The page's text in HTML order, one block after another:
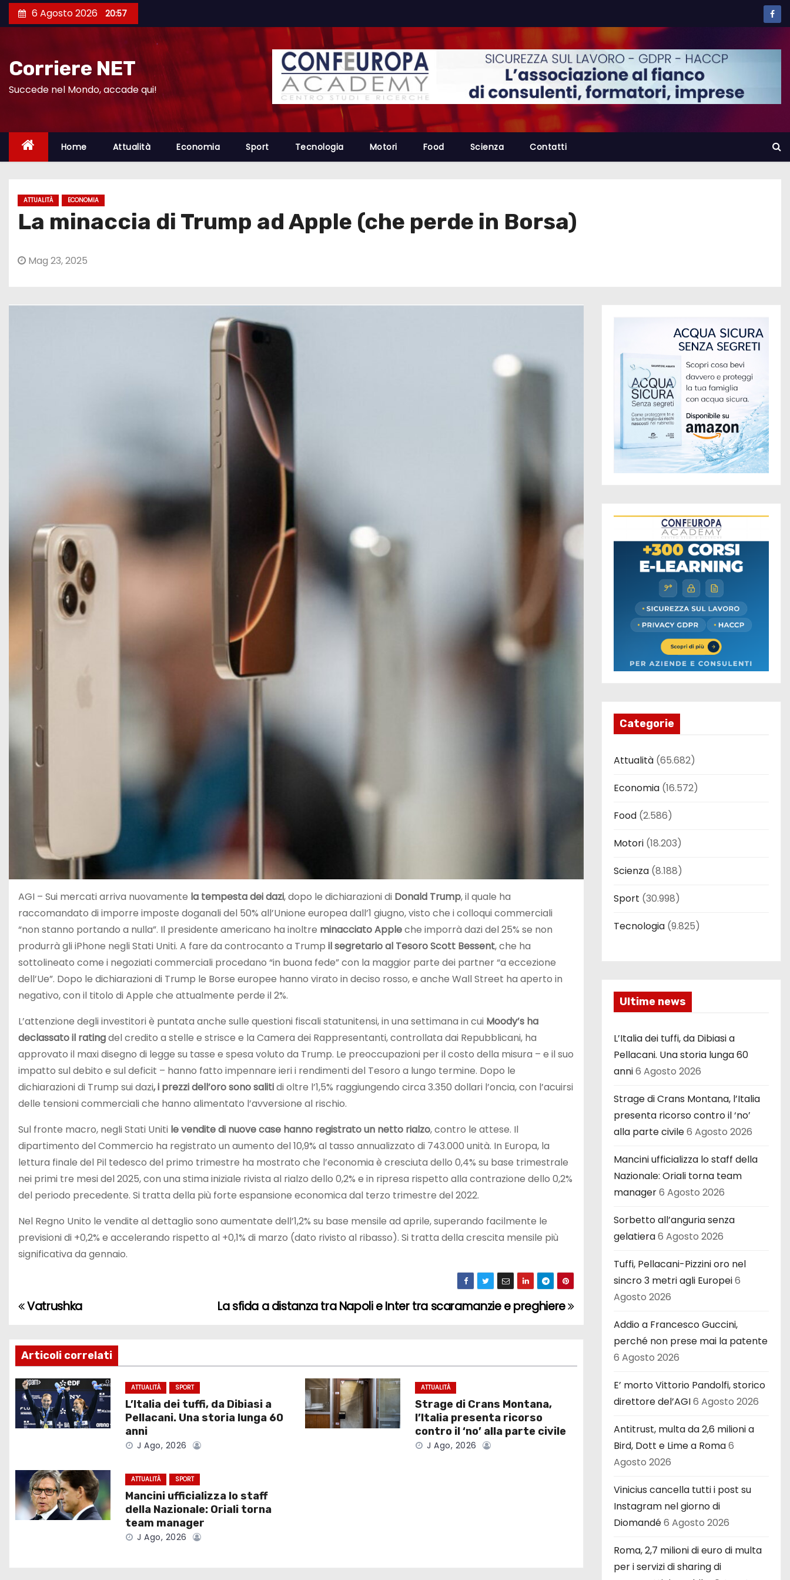
a
6 Agosto 2026 20:57
Corriere NET
Succede nel Mondo, accade qui!
Home Attualità Economia Sport Tecnologia Motori Food Scienza Contatti
ATTUALITÀ ECONOMIA
La minaccia di Trump ad Apple (che perde in Borsa)
Mag 23, 2025
AGI – Sui mercati arriva nuovamente la tempesta dei dazi, dopo le dichiarazioni di Donald Trump, il quale ha
raccomandato di imporre imposte doganali del 50% all’Unione europea dall’1 giugno, visto che i colloqui commerciali
“non stanno portando a nulla”. Il presidente americano ha inoltre minacciato Appleche imporrà dazi del 25% se non
produrrà gli iPhone negli Stati Uniti. A fare da controcanto a Trump il segretario al Tesoro Scott Bessent, che ha
sottolineato come i negoziati commerciali procedano “in buona fede” con la maggior parte dei partner “a eccezione
dell’Ue”. Dopo le dichiarazioni di Trump le Borse europee hanno virato in deciso rosso, e anche Wall Street ha aperto in
negativo, con il titolo di Apple che attualmente perde il 2%.
L’attenzione degli investitori è puntata anche sulle questioni fiscali statunitensi, in una settimana in cui Moody’s ha
declassato il ratingdel credito a stelle e strisce e la Camera dei Rappresentanti, controllata dai Repubblicani, ha
approvato il maxi disegno di legge su tasse e spesa voluto da Trump. Le preoccupazioni per il costo della misura – e il suo
impatto sul debito e sul deficit – hanno fatto impennare ieri i rendimenti del Tesoro a lungo termine. Dopo le
dichiarazioni di Trump sui dazi, i prezzi dell’oro sono salitidi oltre l’1,5% raggiungendo circa 3.350 dollari l’oncia, con l’acuirsi
delle tensioni commerciali che hanno alimentato l’avversione al rischio.
Sul fronte macro, negli Stati Uniti le vendite di nuove case hanno registrato un netto rialzo, contro le attese. Il
dipartimento del Commercio ha registrato un aumento del 10,9% al tasso annualizzato di 743.000 unità. In Europa, la
lettura finale del Pil tedesco del primo trimestre ha mostrato che l’economia è cresciuta dello 0,4% su base trimestrale
nei primi tre mesi del 2025, con una stima iniziale rivista al rialzo dello 0,2% e in ripresa rispetto alla contrazione dello 0,2%
del periodo precedente. Si tratta della più forte espansione economica dal terzo trimestre del 2022.
Nel Regno Unito le vendite al dettaglio sono aumentate dell’1,2% su base mensile ad aprile, superando facilmente le
previsioni di +0,2% e accelerando rispetto al +0,1% di marzo (dato rivisto al ribasso). Si tratta della crescita mensile più
significativa da gennaio.
N
v
i
g
a
i
o
La sfida a distanza tra Napoli e Inter tra scaramanzie e preghiere
Vatrushka
Articoli correlati
ATTUALITÀ SPORT
L’Italia dei tuffi, da Dibiasi a
Pellacani. Una storia lunga 60
anni
J Ago, 2026
ATTUALITÀ
Strage di Crans Montana,
l’Italia presenta ricorso
contro il ‘no’ alla parte civile
J Ago, 2026
ATTUALITÀ SPORT
Mancini ufficializza lo staff
della Nazionale: Oriali torna
team manager
J Ago, 2026
Categorie
Attualità (65.682)
Economia (16.572)
Food (2.586)
Motori (18.203)
Scienza (8.188)
Sport (30.998)
Tecnologia (9.825)
Ultime news
L’Italia dei tuffi, da Dibiasi a
Pellacani. Una storia lunga 60
anni6 Agosto 2026
Strage di Crans Montana, l’Italia
presenta ricorso contro il ‘no’
alla parte civile6 Agosto 2026
Mancini ufficializza lo staff della
Nazionale: Oriali torna team
manager6 Agosto 2026
Sorbetto all’anguria senza
gelatiera6 Agosto 2026
Tuffi, Pellacani-Pizzini oro nel
sincro 3 metri agli Europei6
Agosto 2026
Addio a Francesco Guccini,
perché non prese mai la patente
6 Agosto 2026
E’ morto Vittorio Pandolfi, storico
direttore del’AGI6 Agosto 2026
Antitrust, multa da 2,6 milioni a
Bird, Dott e Lime a Roma6
Agosto 2026
Vinicius cancella tutti i post su
Instagram nel giorno di
Diomandé6 Agosto 2026
Roma, 2,7 milioni di euro di multa
per i servizi di sharing di